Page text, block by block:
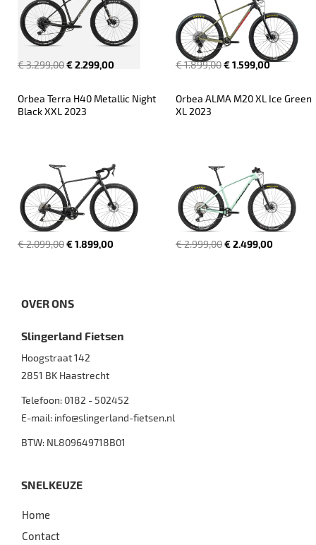
€ 3.299,00€ 2.299,00 € 1.899,00€ 1.599,00
Orbea Terra H40 Metallic Night
Black XXL 2023
€ 2.099,00€ 1.899,00
Orbea ALMA M20 XL Ice Green
XL 2023
€ 2.999,00€ 2.499,00
OVER ONS
Slingerland Fietsen
Hoogstraat 142
2851 BK Haastrecht
Telefoon: 0182 - 502452
E-mail: info@slingerland-fietsen.nl
BTW: NL809649718B01
SNELKEUZE
Home
Contact